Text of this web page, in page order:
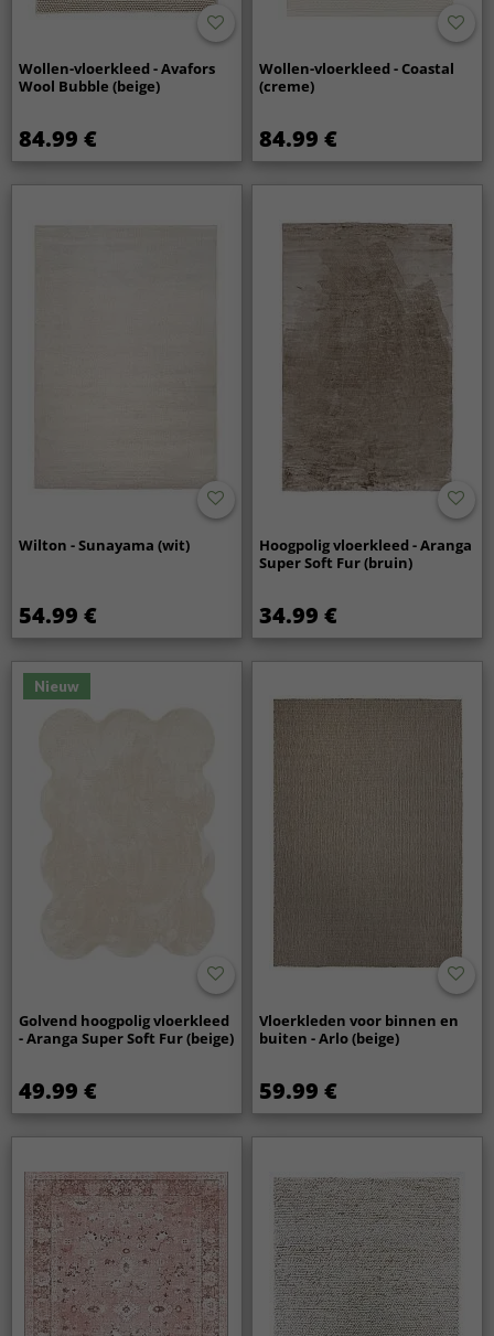
Wollen-vloerkleed - Avafors
Wool Bubble (beige)
84.99 €
Wollen-vloerkleed - Coastal
(creme)
84.99 €
Wilton - Sunayama (wit)
54.99 €
Hoogpolig vloerkleed - Aranga
Super Soft Fur (bruin)
34.99 €
Nieuw
Golvend hoogpolig vloerkleed
- Aranga Super Soft Fur (beige)
49.99 €
Vloerkleden voor binnen en
buiten - Arlo (beige)
59.99 €